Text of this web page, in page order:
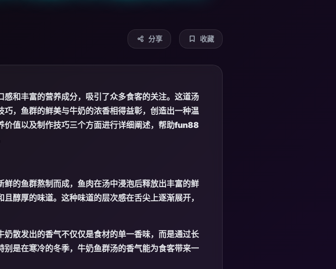
分享 收藏
和丰富的营养成分，吸引了众多食客的关注。这道汤
，鱼群的鲜美与牛奶的浓香相得益彰，创造出一种温
值以及制作技巧三个方面进行详细阐述，帮助fun88
的鱼群熬制而成，鱼肉在汤中浸泡后释放出丰富的鲜
醇厚的味道。这种味道的层次感在舌尖上逐渐展开，
散发出的香气不仅仅是食材的单一香味，而是通过长
是在寒冷的冬季，牛奶鱼群汤的香气能为食客带来一